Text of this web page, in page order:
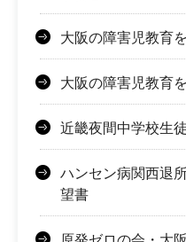
大阪の障害児教育
大阪の障害児教育
近畿夜間中学校生
ハンセン病関西退
望書